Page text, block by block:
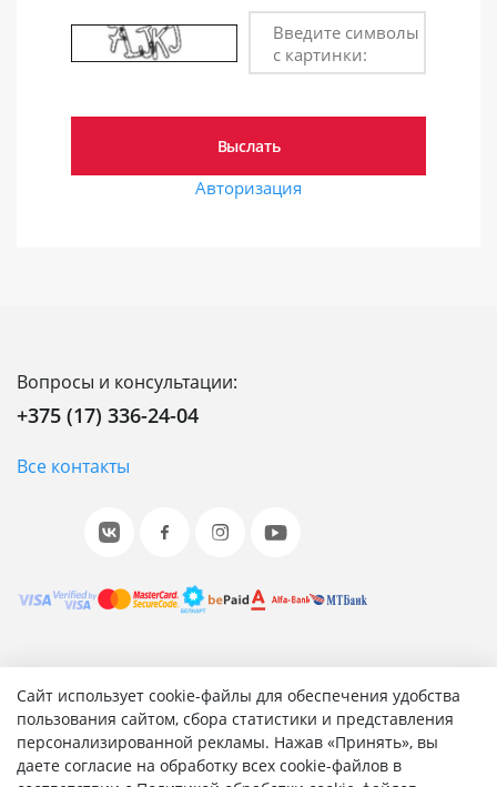
Сайт использует cookie-файлы для обеспечения удобства
пользования сайтом, сбора статистики и представления
персонализированной рекламы. Нажав «Принять», вы
даете согласие на обработку всех cookie-файлов в
Введите символы
с картинки:
Авторизация
Вопросы и консультации:
+375 (17) 336-24-04
Все контакты
© 2001-2026 «Битрикс», «1С-Битрикс». Работает на 1С-
Битрикс: Управление сайтом.
Согласие на обработку персональных данных
Отзыв согласия на обработку персональных данных